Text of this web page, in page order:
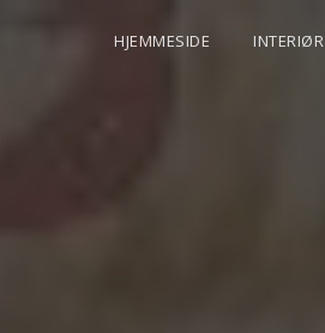
HJEMMESIDE INTERIØR